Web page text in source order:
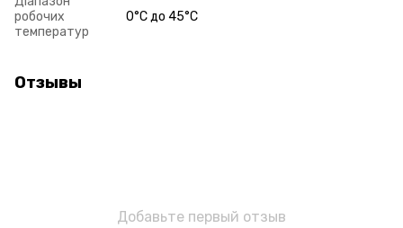
робочих
температур
0°С до 45°С
Отзывы
Добавьте первый отзыв